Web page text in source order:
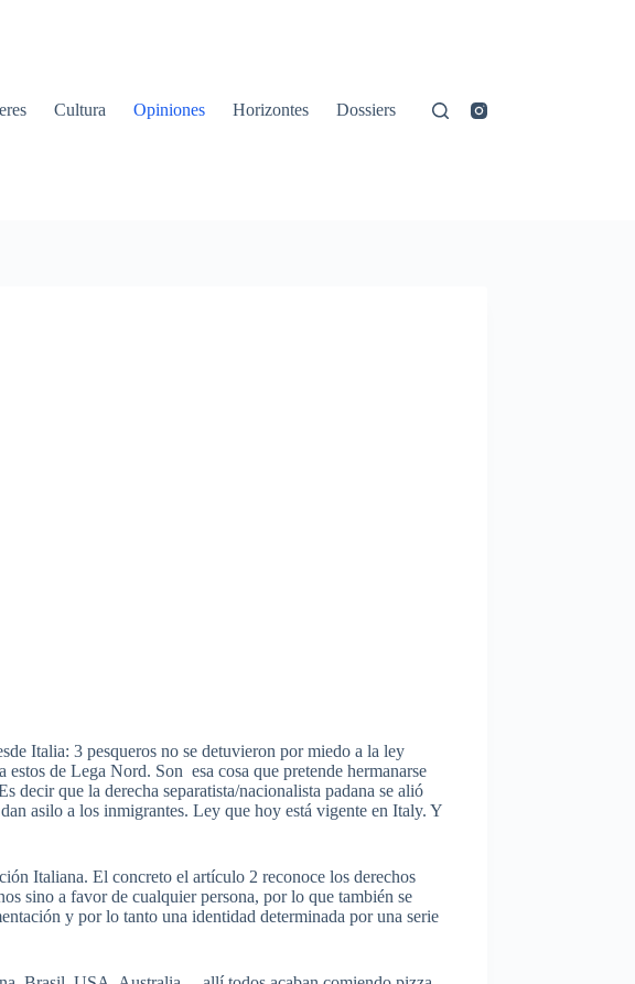
Cultura Opiniones Horizontes Dossiers
Italia: 3 pesqueros no se detuvieron por miedo a la ley
de Lega Nord. Son esa cosa que pretende hermanarse
decir que la derecha separatista/nacionalista padana se alió
asilo a los inmigrantes. Ley que hoy está vigente en Italy. Y
Italiana. El concreto el artículo 2 reconoce los derechos
sino a favor de cualquier persona, por lo que también se
y por lo tanto una identidad determinada por una serie